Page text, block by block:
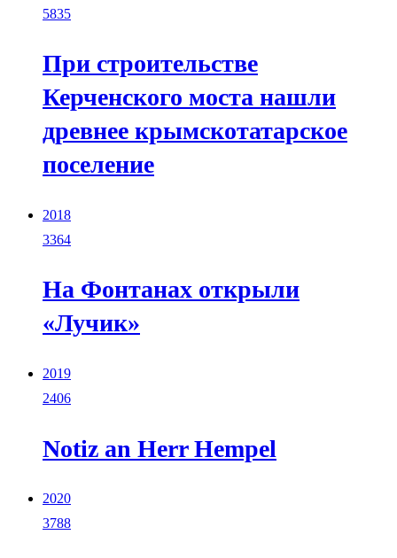
5835
При строительстве
Керченского моста нашли
древнее крымскотатарское
поселение
2018
3364
На Фонтанах открыли
«Лучик»
2019
2406
Notiz an Herr Hempel
2020
3788